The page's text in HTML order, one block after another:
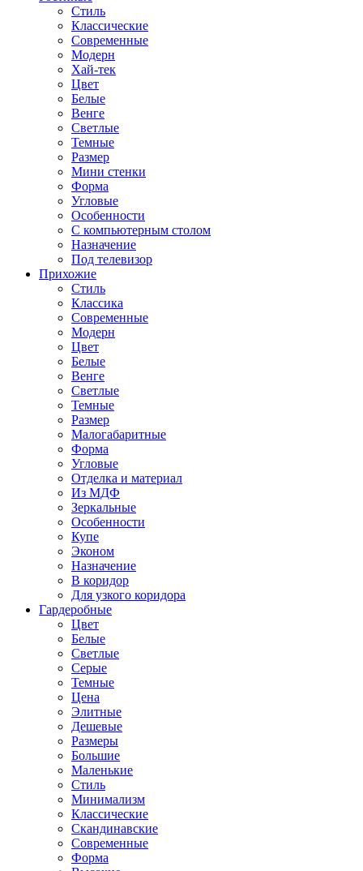
Стиль
Классические
Современные
Модерн
Хай-тек
Цвет
Белые
Венге
Светлые
Темные
Размер
Мини стенки
Форма
Угловые
Особенности
С компьютерным столом
Назначение
Под телевизор
Прихожие
Стиль
Классика
Современные
Модерн
Цвет
Белые
Венге
Светлые
Темные
Размер
Малогабаритные
Форма
Угловые
Отделка и материал
Из МДФ
Зеркальные
Особенности
Купе
Эконом
Назначение
В коридор
Для узкого коридора
Гардеробные
Цвет
Белые
Светлые
Серые
Темные
Цена
Элитные
Дешевые
Размеры
Большие
Маленькие
Стиль
Минимализм
Классические
Скандинавские
Современные
Форма